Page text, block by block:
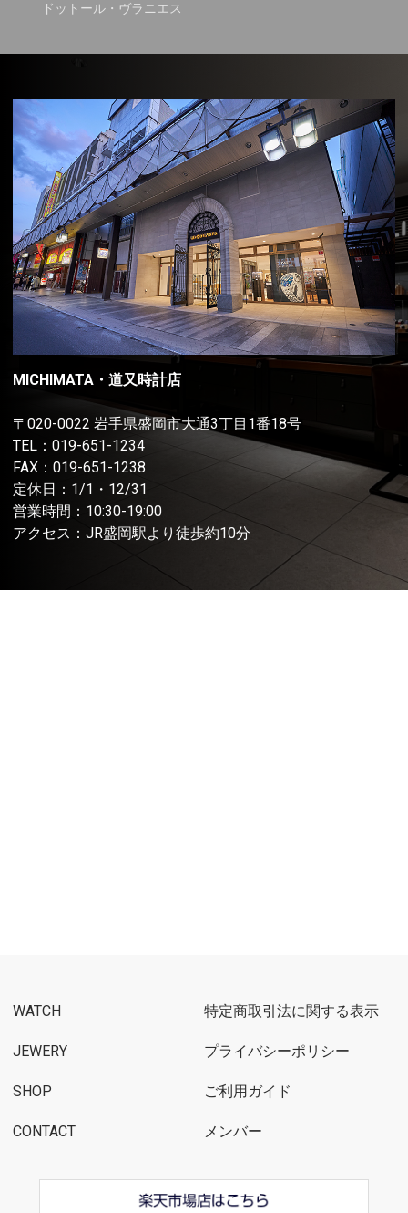
ドットール・ヴラニエス
MICHIMATA・道又時計店
〒020-0022 岩手県盛岡市大通3丁目1番18号
TEL： 019-651-1234
FAX：019-651-1238
定休日：1/1・12/31
営業時間：10:30-19:00
アクセス：JR盛岡駅より徒歩約10分
WATCH
JEWERY
SHOP
CONTACT
特定商取引法に関する表示
プライバシーポリシー
ご利用ガイド
メンバー